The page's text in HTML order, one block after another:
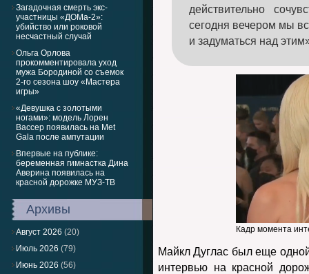
Загадочная смерть экс-
участницы «ДОМа-2»:
убийство или роковой
несчастный случай
Ольга Орлова
прокомментировала уход
мужа Бородиной со съемок
2-го сезона шоу «Мастера
игры»
«Девушка с золотыми
ногами»: модель Лорен
Вассер появилась на Met
Gala после ампутации
Впервые на публике:
беременная гимнастка Дина
Аверина появилась на
красной дорожке МУЗ-ТВ
Архивы
Август 2026 (20)
Июль 2026 (79)
Июнь 2026 (56)
действительно
сегодня вечером мы
и задуматься над
Кадр момента
Майкл Дуглас был еще
интервью на красной